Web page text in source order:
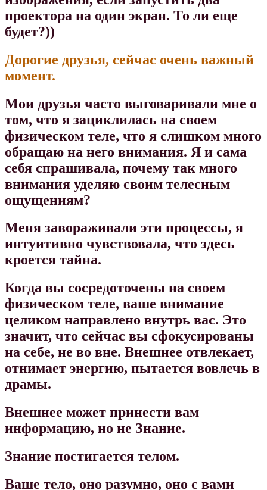
проектора на один экран. То ли еще
будет?))
Дорогие друзья, сейчас очень важный
момент.
Мои друзья часто выговаривали мне о
том, что я зациклилась на своем
физическом теле, что я слишком много
обращаю на него внимания. Я и сама
себя спрашивала, почему так много
внимания уделяю своим телесным
ощущениям?
Меня завораживали эти процессы, я
интуитивно чувствовала, что здесь
кроется тайна.
Когда вы сосредоточены на своем
физическом теле, ваше внимание
целиком направлено внутрь вас. Это
значит, что сейчас вы сфокусированы
на себе, не во вне. Внешнее отвлекает,
отнимает энергию, пытается вовлечь в
драмы.
Внешнее может принести вам
информацию, но не Знание.
Знание постигается телом.
Ваше тело, оно разумно, оно с вами